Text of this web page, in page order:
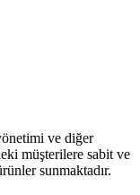
ve diğer
müşterilere sabit ve
sunmaktadır.